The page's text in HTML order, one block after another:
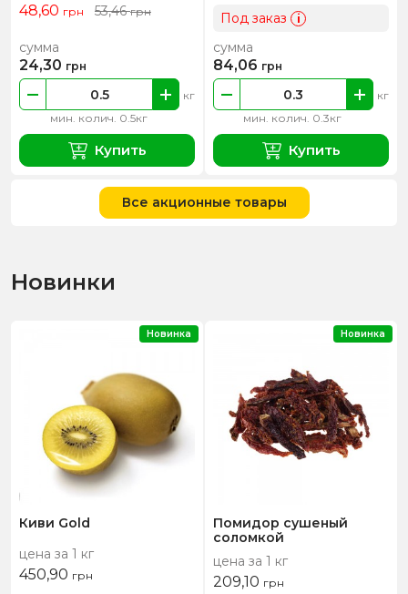
48,60 грн 53,46грн
мин. колич. 0.5кг
кг
сумма
24,30 грн
Купить
Под заказ i
мин. колич. 0.3кг
кг
сумма
84,06 грн
Купить
Все акционные товары
Новинки
Киви Gold
цена за 1 кг
450,90 грн
Новинка
Помидор сушеный
соломкой
цена за 1 кг
209,10 грн
Новинка